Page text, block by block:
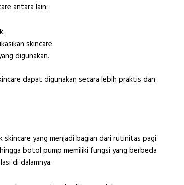
antara lain:
skincare.
digunakan.
dapat digunakan secara lebih praktis dan
yang menjadi bagian dari rutinitas pagi.
botol pump memiliki fungsi yang berbeda
di dalamnya.